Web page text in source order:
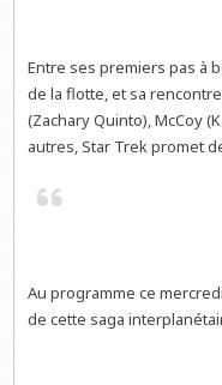
Entre ses premiers pas à
de la flotte, et sa
(Zachary Quinto), McCoy
autres, Star Trek promet
Au programme ce
de cette saga